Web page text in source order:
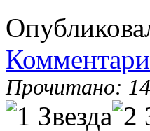
Прочитано: